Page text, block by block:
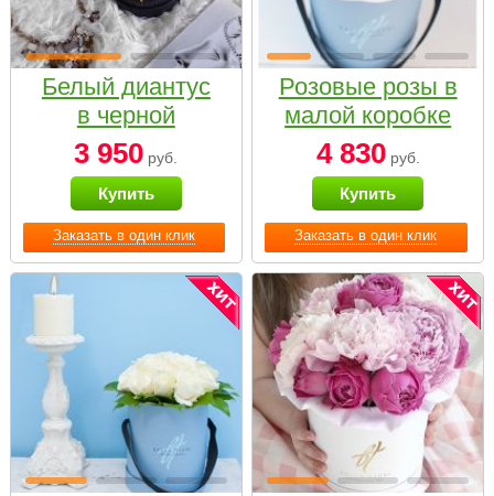
Заказать в один клик
Белый диантус
в черной
коробке Small
3 950 руб.
Купить
Заказать в один клик
Розовые розы в
малой коробке
4 830руб.
Купить